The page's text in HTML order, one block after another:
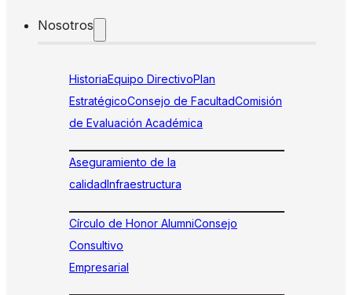
Nosotros
HistoriaEquipo DirectivoPlan
EstratégicoConsejo de FacultadComisión
de Evaluación Académica
Aseguramiento de la
calidadInfraestructura
Círculo de Honor AlumniConsejo
Consultivo
Empresarial